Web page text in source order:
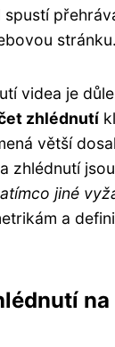
stránku.
videa je
zhlédnutí
větší
zhlédnutí
jiné
a